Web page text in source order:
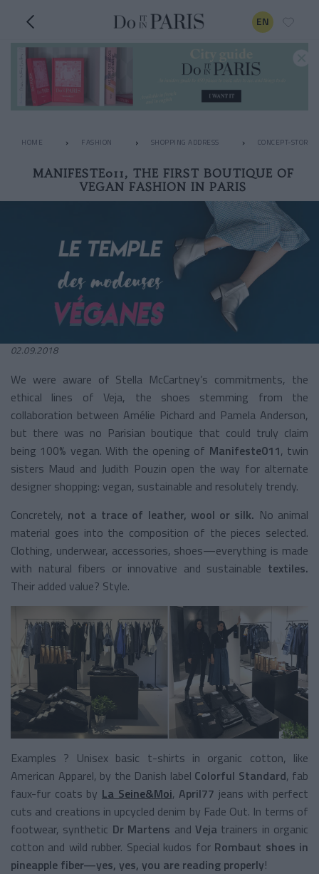
EN
HOME FASHION SHOPPING ADDRESS CONCEPT-STORES
MANIFESTE011, THE FIRST BOUTIQUE OF
VEGAN FASHION IN PARIS
02.09.2018
We were aware of Stella McCartney’s commitments, the
ethical lines of Veja, the shoes stemming from the
collaboration between Amélie Pichard and Pamela Anderson,
but there was no Parisian boutique that could truly claim
being 100% vegan. With the opening of Manifeste011, twin
sisters Maud and Judith Pouzin open the way for alternate
designer shopping: vegan, sustainable and resolutely trendy.
Concretely, not a trace of leather, wool or silk. No animal
material goes into the composition of the pieces selected.
Clothing, underwear, accessories, shoes—everything is made
with natural fibers or innovative and sustainable textiles.
Their added value? Style.
Examples ? Unisex basic t-shirts in organic cotton, like
American Apparel, by the Danish label Colorful Standard, fab
faux-fur coats by La Seine&Moi,April77 jeans with perfect
cuts and creations in upcycled denim by Fade Out. In terms of
footwear, synthetic Dr Martens and Veja trainers in organic
cotton and wild rubber. Special kudos for Rombaut shoes in
pineapple fiber—yes, yes, you are reading properly!